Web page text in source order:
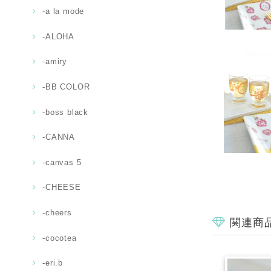
-a la mode
-ALOHA
-amiry
-BB COLOR
-boss black
-CANNA
-canvas 5
-CHEESE
-cheers
-cocotea
-eri.b
関連商